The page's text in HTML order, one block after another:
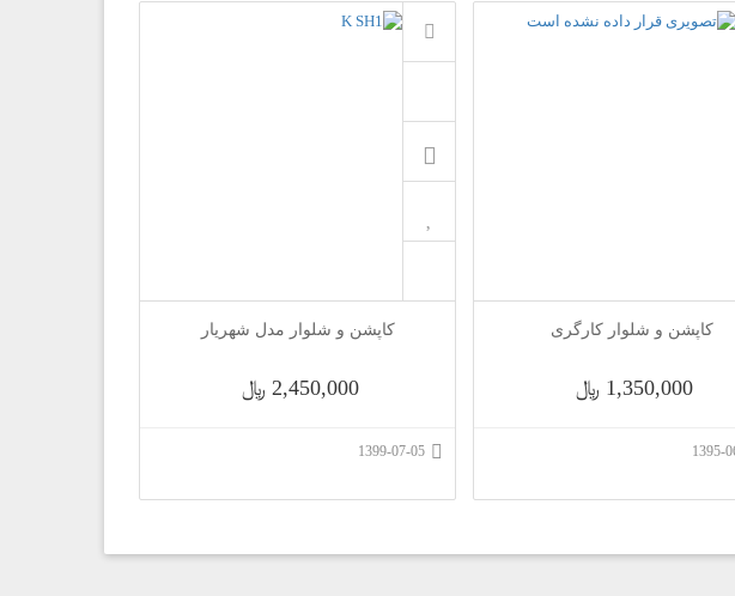
کاپشن و شلوار کارگری
1,350,000 ﷼
کاپشن و شلوار مدل شهریار
2,450,000 ﷼